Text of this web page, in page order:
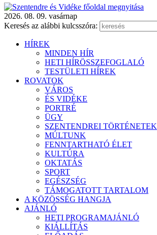
2026. 08. 09. vasárnap
Keresés az alábbi kulcsszóra:
HÍREK
MINDEN HÍR
HETI HÍRÖSSZEFOGLALÓ
TESTÜLETI HÍREK
ROVATOK
VÁROS
ÉS VIDÉKE
PORTRÉ
ÜGY
SZENTENDREI TÖRTÉNETEK
MÚLTUNK
FENNTARTHATÓ ÉLET
KULTÚRA
OKTATÁS
SPORT
EGÉSZSÉG
TÁMOGATOTT TARTALOM
A KÖZÖSSÉG HANGJA
AJÁNLÓ
HETI PROGRAMAJÁNLÓ
KIÁLLÍTÁS